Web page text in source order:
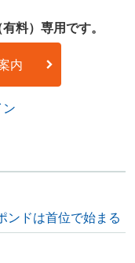
料）専用です。
内
ン
ンドは首位で始まる